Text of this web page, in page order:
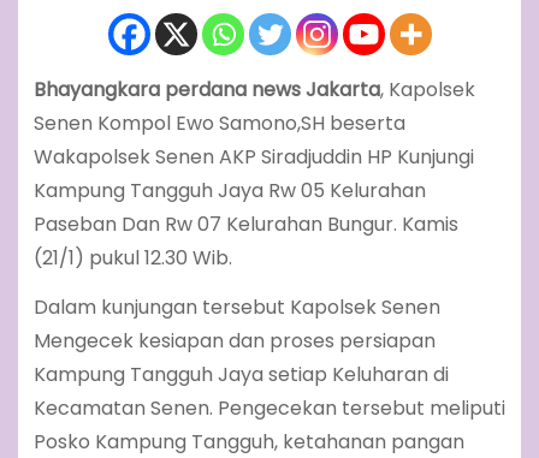
Bhayangkara perdana news Jakarta, Kapolsek
Senen Kompol Ewo Samono,SH beserta
Wakapolsek Senen AKP Siradjuddin HP Kunjungi
Kampung Tangguh Jaya Rw 05 Kelurahan
Paseban Dan Rw 07 Kelurahan Bungur. Kamis
(21/1) pukul 12.30 Wib.
Dalam kunjungan tersebut Kapolsek Senen
Mengecek kesiapan dan proses persiapan
Kampung Tangguh Jaya setiap Keluharan di
Kecamatan Senen. Pengecekan tersebut meliputi
Posko Kampung Tangguh, ketahanan pangan